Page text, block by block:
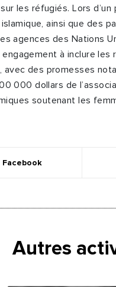
les réfugiés. Lors
ainsi que des
agences des Nations
à inclure
avec des promesses
000 dollars de
soutenant les
Autres